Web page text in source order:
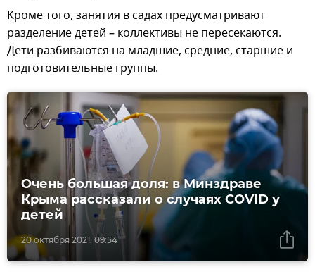
Кроме того, занятия в садах предусматривают
разделение детей – коллективы не пересекаются.
Дети разбиваются на младшие, средние, старшие и
подготовительные группы.
20 октября 2021, 09:54
Очень большая доля: в Минздраве
Крыма рассказали о случаях COVID у
детей